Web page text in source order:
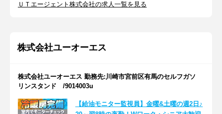
ＵＴエージェント株式会社の求人一覧を見る
株式会社ユーオーエス
株式会社ユーオーエス 勤務先:川崎市宮前区有馬のセルフガソ
リンスタンド /9014003u
【給油モニター監視員】金曜&土曜の週2日♪